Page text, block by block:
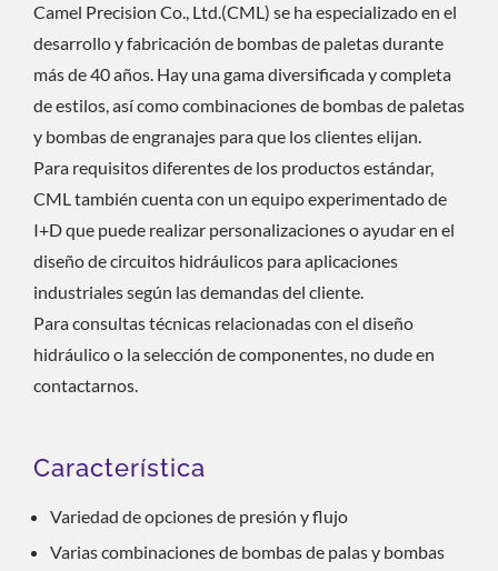
Camel Precision Co., Ltd.(CML) se ha especializado en el
desarrollo y fabricación de bombas de paletas durante
más de 40 años. Hay una gama diversificada y completa
de estilos, así como combinaciones de bombas de paletas
y bombas de engranajes para que los clientes elijan.
Para requisitos diferentes de los productos estándar,
CML también cuenta con un equipo experimentado de
I+D que puede realizar personalizaciones o ayudar en el
diseño de circuitos hidráulicos para aplicaciones
industriales según las demandas del cliente.
Para consultas técnicas relacionadas con el diseño
hidráulico o la selección de componentes, no dude en
contactarnos.
Característica
Variedad de opciones de presión y flujo
Varias combinaciones de bombas de palas y bombas